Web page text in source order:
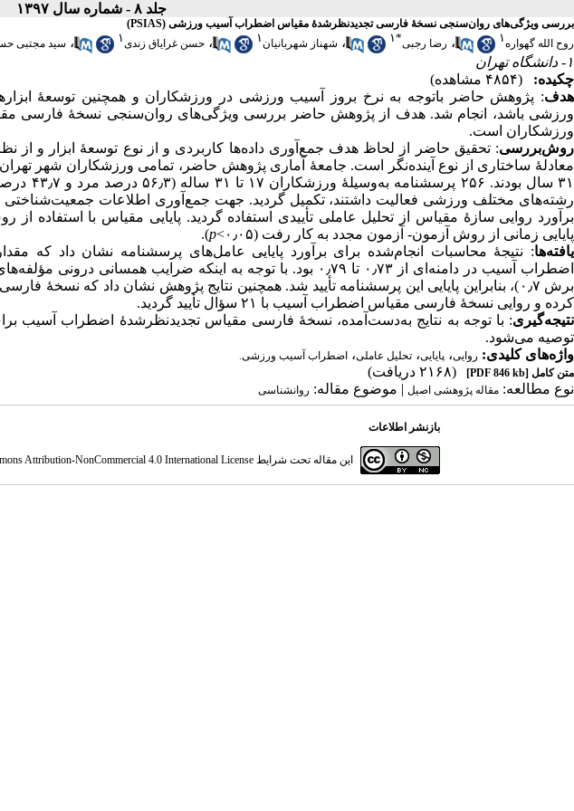
جلد ۸ - شماره سال ۱۳۹۷
بررسی ویژگی‌های روان‌سنجی نسخهٔ فارسی تجدیدنظرشدهٔ مقیاس اضطراب آسیب ورزشی (PSIAS)
روح الله گهواره۱ ، رضا رجبی*۱ ، شهناز شهربانیان۱ ، حسن غرایاق زندی۱ ، سید مجتبی
۱- دانشگاه تهران
چکیده:
(۴۸۵۴ مشاهده)
هدف: پژوهش حاضر باتوجه به نرخ بروز آسیب ورزشی در ورزشکاران و همچنین توسعهٔ
ورزشی باشد، انجام شد. هدف از پژوهش حاضر بررسی ویژگی‌های روان‌سنجی نسخهٔ فارسی
ورزشکاران است.
روش‌بررسی: تحقیق حاضر از لحاظ هدف جمع‌آوری داده‌ها کاربردی و از نوع توسعهٔ ابزار و از
رشته‌های مختلف ورزشی فعالیت داشتند، تکمیل گردید. جهت جمع‌آوری اطلاعات
برآورد روایی سازهٔ مقیاس از تحلیل عاملی تأییدی استفاده گردید. پایایی مقیاس با استفاده
پایایی زمانی از روش آزمون- آزمون مجدد به کار رفت (۰٫۰۵>
p
).
یافته‌ها: نتیجهٔ محاسبات انجام‌شده برای برآورد پایایی عامل‌های پرسشنامه نشان داد که
اضطراب آسیب در دامنه‌ای از ۰٫۷۳ تا ۰٫۷۹ بود. با توجه به اینکه ضرایب
برش ۰٫۷)، بنابراین پایایی این پرسشنامه تأیید شد. همچنین نتایج پژوهش نشان داد که
کرده و روایی نسخهٔ فارسی مقیاس اضطراب آسیب با ۲۱ سؤال تأیید ‌گردید.
نتیجه‌گیری: با توجه به نتایج به‌دست‌آمده، نسخهٔ فارسی مقیاس تجدیدنظرشدهٔ اضطراب
توصیه می‌شود.
واژه‌های کلیدی: روایی، پایایی، تحلیل عاملی، اضطراب آسیب ورزشی.
متن کامل [PDF 846 kb]
(۲۱۶۸ دریافت)
نوع مطالعه: مقاله پژوهشی اصیل | موضوع مقاله: روانشناسی
بازنشر اطلاعات
این مقاله تحت شرایط Attribution-NonCommercial 4.0 International License